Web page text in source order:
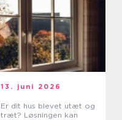
13. juni 2026
Er dit hus blevet utæt og
træt? Løsningen kan